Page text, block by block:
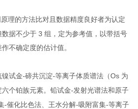
理的方法比对且数据精度良好者为认定
数据不少于 3 组，定为参考值，以带括号
不确定度的估计值。
镍试金-碲共沉淀-等离子体质谱法（Os 为
六个铂族元素。铅试金-发射光谱法和原子
-催化比色法、王水分解-吸附富集-等离子